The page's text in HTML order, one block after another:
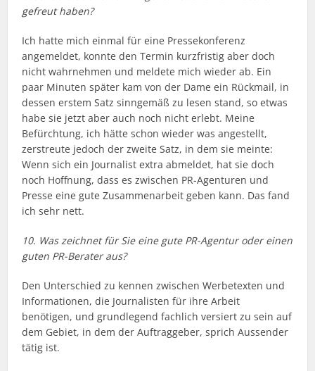
gefreut haben?
Ich hatte mich einmal für eine Pressekonferenz
angemeldet, konnte den Termin kurzfristig aber doch
nicht wahrnehmen und meldete mich wieder ab. Ein
paar Minuten später kam von der Dame ein Rückmail, in
dessen erstem Satz sinngemäß zu lesen stand, so etwas
habe sie jetzt aber auch noch nicht erlebt. Meine
Befürchtung, ich hätte schon wieder was angestellt,
zerstreute jedoch der zweite Satz, in dem sie meinte:
Wenn sich ein Journalist extra abmeldet, hat sie doch
noch Hoffnung, dass es zwischen PR-Agenturen und
Presse eine gute Zusammenarbeit geben kann. Das fand
ich sehr nett.
10. Was zeichnet für Sie eine gute PR-Agentur oder einen
guten PR-Berater aus?
Den Unterschied zu kennen zwischen Werbetexten und
Informationen, die Journalisten für ihre Arbeit
benötigen, und grundlegend fachlich versiert zu sein auf
dem Gebiet, in dem der Auftraggeber, sprich Aussender
tätig ist.